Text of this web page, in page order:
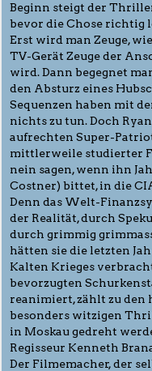
Beginn steigt der
bevor die Chose richtig
Erst wird man Zeuge,
TV-Gerät Zeuge der
wird. Dann begegnet
den Absturz eines
Sequenzen haben mit
nichts zu tun. Doch
aufrechten Super-
mittlerweile studierter
nein sagen, wenn ihn
Costner) bittet, in die
Denn das Welt-
der Realität, durch
durch grimmig
hätten sie die letzten
Kalten Krieges
bevorzugten
reanimiert, zählt zu den
besonders witzigen
in Moskau gedreht
Regisseur Kenneth
Der Filmemacher, der